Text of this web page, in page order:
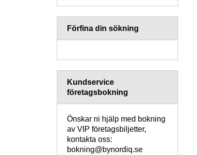
Förfina din sökning
Kundservice
företagsbokning
Önskar ni hjälp med bokning
av VIP företagsbiljetter,
kontakta oss:
bokning@bynordiq.se